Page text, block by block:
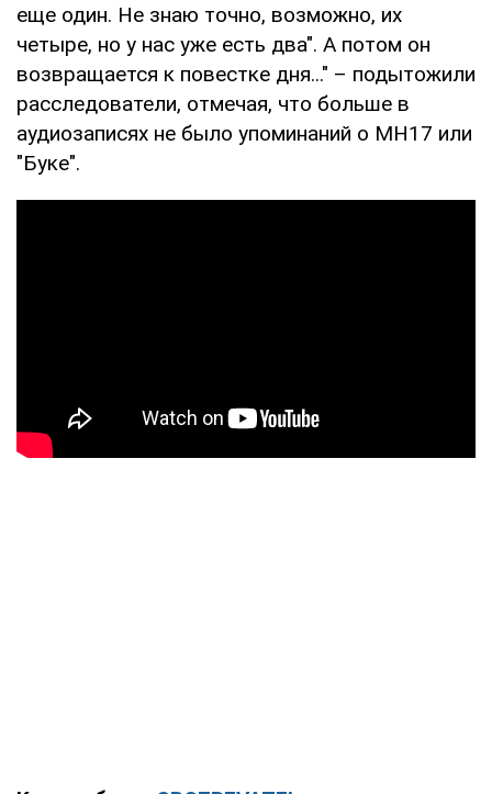
еще один. Не знаю точно, возможно, их
четыре, но у нас уже есть два". А потом он
возвращается к повестке дня..." – подытожили
расследователи, отмечая, что больше в
аудиозаписях не было упоминаний о MH17 или
"Буке".